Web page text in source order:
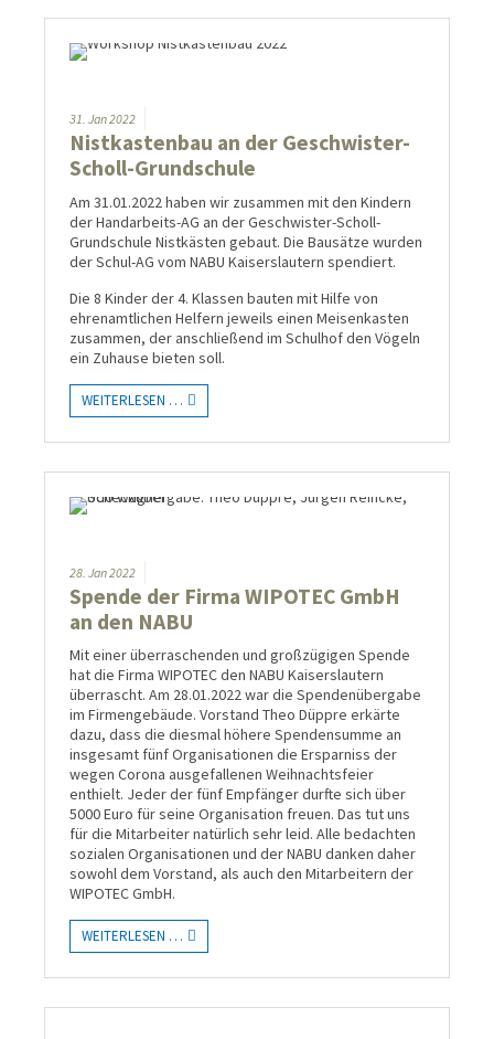
31. Jan 2022
Nistkastenbau an der Geschwister-
Scholl-Grundschule
Am 31.01.2022 haben wir zusammen mit den Kindern
der Handarbeits-AG an der Geschwister-Scholl-
Grundschule Nistkästen gebaut. Die Bausätze wurden
der Schul-AG vom NABU Kaiserslautern spendiert.
Die 8 Kinder der 4. Klassen bauten mit Hilfe von
ehrenamtlichen Helfern jeweils einen Meisenkasten
zusammen, der anschließend im Schulhof den Vögeln
ein Zuhause bieten soll.
WEITERLESEN …
28. Jan 2022
Spende der Firma WIPOTEC GmbH
an den NABU
Mit einer überraschenden und großzügigen Spende
hat die Firma WIPOTEC den NABU Kaiserslautern
überrascht. Am 28.01.2022 war die Spendenübergabe
im Firmengebäude. Vorstand Theo Düppre erkärte
dazu, dass die diesmal höhere Spendensumme an
insgesamt fünf Organisationen die Ersparniss der
wegen Corona ausgefallenen Weihnachtsfeier
enthielt. Jeder der fünf Empfänger durfte sich über
5000 Euro für seine Organisation freuen. Das tut uns
für die Mitarbeiter natürlich sehr leid. Alle bedachten
sozialen Organisationen und der NABU danken daher
sowohl dem Vorstand, als auch den Mitarbeitern der
WIPOTEC GmbH.
WEITERLESEN …